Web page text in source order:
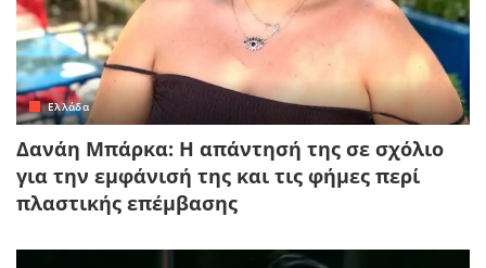
Ελλάδα
Δανάη Μπάρκα: Η απάντησή της σε σχόλιο
για την εμφάνισή της και τις φήμες περί
πλαστικής επέμβασης